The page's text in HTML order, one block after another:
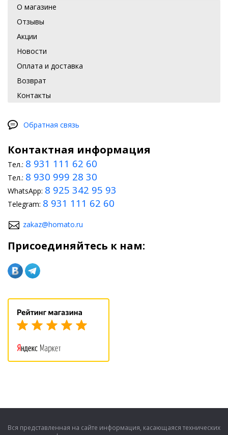
О магазине
Отзывы
Акции
Новости
Оплата и доставка
Возврат
Контакты
Обратная связь
Контактная информация
Тел.: 8 931 111 62 60
Тел.: 8 930 999 28 30
WhatsApp: 8 925 342 95 93
Telegram: 8 931 111 62 60
zakaz@homato.ru
Присоединяйтесь к нам:
Вся представленная на сайте информация, касающаяся технических